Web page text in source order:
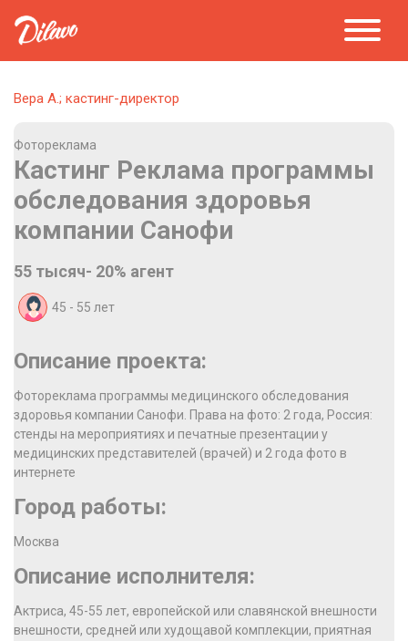
Вера А.; кастинг-директор
Фотореклама
Кастинг Реклама программы
обследования здоровья
компании Санофи
55 тысяч- 20% агент
45 - 55 лет
Описание проекта:
Фотореклама программы медицинского обследования
здоровья компании Санофи. Права на фото: 2 года, Россия:
стенды на мероприятиях и печатные презентации у
медицинских представителей (врачей) и 2 года фото в
интернете
Город работы:
Москва
Описание исполнителя:
Актриса, 45-55 лет, европейской или славянской внешности
внешности, средней или худощавой комплекции, приятная